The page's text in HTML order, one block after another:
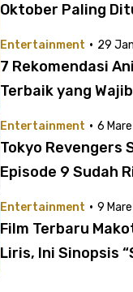
Oktober Paling
Entertainment · 29
7 Rekomendasi
Terbaik yang
Jujutsu Kaisen!
Entertainment · 6
Tokyo Revengers
Episode 9 Sudah
Entertainment · 9
Film Terbaru
Liris, Ini Sinopsis